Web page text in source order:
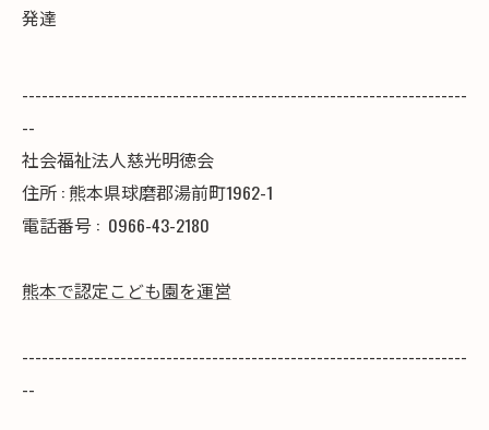
発達
--------------------------------------------------------------------
--
社会福祉法人慈光明徳会
住所 : 熊本県球磨郡湯前町1962-1
電話番号 : 0966-43-2180
熊本で認定こども園を運営
--------------------------------------------------------------------
--